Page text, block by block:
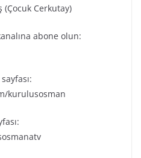
(Çocuk Cerkutay)
abone olun:
kurulusosman